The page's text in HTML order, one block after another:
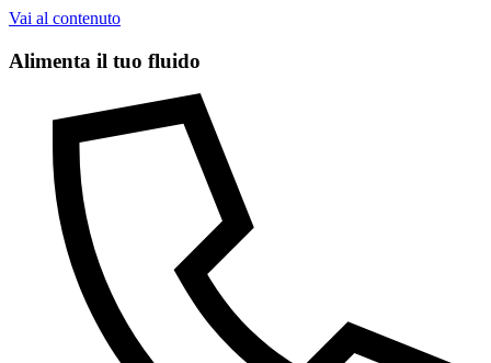
Vai al contenuto
Alimenta il tuo fluido